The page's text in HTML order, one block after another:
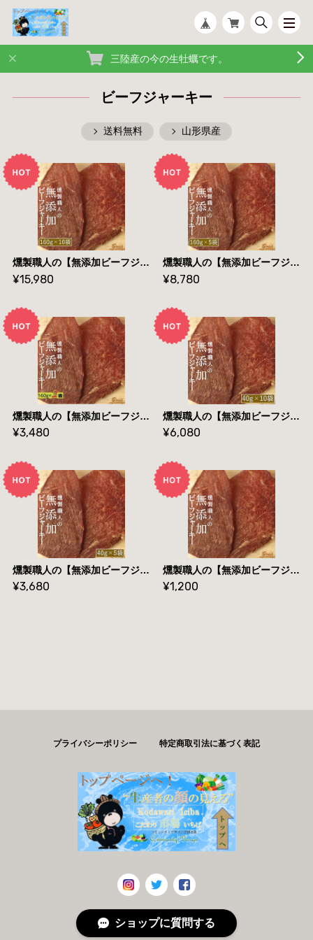
三陸産の今の生牡蠣です。
ビーフジャーキー
送料無料 山形県産
燻製職人の【無添加ビーフジャーキー】【１６０g×１０袋】【 送料無料】
¥15,980
燻製職人の【無添加ビーフジャーキー】【１６０g×５袋】【 送料無料】
¥8,780
燻製職人の【無添加ビーフジャーキー】【１６０g×２袋】【 送料無料】メール便
¥3,480
燻製職人の【無添加ビーフジャーキー】【４０g×１０袋】【 送料無料】
¥6,080
燻製職人の【無添加ビーフジャーキー】【４０g×５袋】【 送料無料】
¥3,680
燻製職人の【無添加ビーフジャーキー】【４０g×１袋】【 送料無料】メール便
¥1,200
プライバシーポリシー 特定商取引法に基づく表記
ショップに質問する